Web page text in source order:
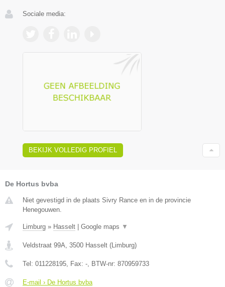
Sociale media:
BEKIJK VOLLEDIG PROFIEL
De Hortus bvba
Niet gevestigd in de plaats Sivry Rance en in de provincie
Henegouwen.
Limburg » Hasselt Google maps ▼
Veldstraat 99A, 3500 Hasselt (Limburg)
Tel: 011228195, Fax: -, BTW-nr: 870959733
E-mail › De Hortus bvba